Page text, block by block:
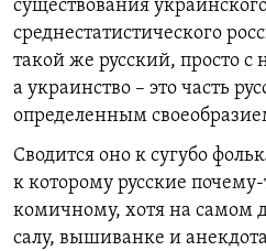
существования
среднестатистического
такой же русский, просто с
а украинство – это часть
определенным
Сводится оно к сугубо
к которому русские почему-
комичному, хотя на самом
салу, вышиванке и